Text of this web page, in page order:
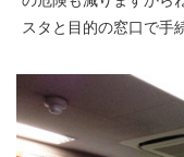
スタと目的の窓口で手